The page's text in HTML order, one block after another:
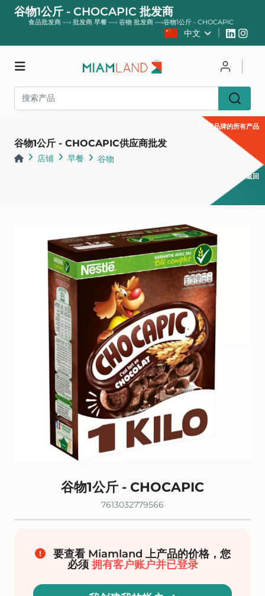
谷物1公斤 - CHOCAPIC 批发商
食品批发商 —› 批发商 早餐 —› 谷物 批发商 —›谷物1公斤 - CHOCAPIC
中文
谷物1公斤 - CHOCAPIC供应商批发
店铺 早餐 谷物
该品牌的所有产品
返回
谷物1公斤 - CHOCAPIC
7613032779566
要查看 Miamland 上产品的价格，您
必须 拥有客户账户并已登录
店铺